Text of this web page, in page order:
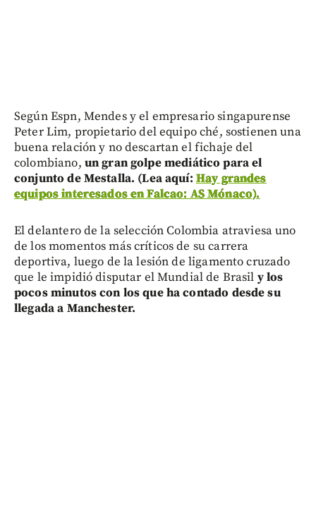
Según Espn, Mendes y el empresario singapurense
Peter Lim, propietario del equipo ché, sostienen una
buena relación y no descartan el fichaje del
colombiano, un gran golpe mediático para el
conjunto de Mestalla. (Lea aquí: Hay grandes
equipos interesados en Falcao: AS Mónaco).
El delantero de la selección Colombia atraviesa uno
de los momentos más críticos de su carrera
deportiva, luego de la lesión de ligamento cruzado
que le impidió disputar el Mundial de Brasil y los
pocos minutos con los que ha contado desde su
llegada a Manchester.